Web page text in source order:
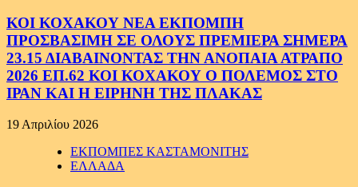
ΚΟΙ ΚΟΧΑΚΟΥ ΝΕΑ ΕΚΠΟΜΠΗ
ΠΡΟΣΒΑΣΙΜΗ ΣΕ ΟΛΟΥΣ ΠΡΕΜΙΕΡΑ ΣΗΜΕΡΑ
23.15 ΔΙΑΒΑΙΝΟΝΤΑΣ ΤΗΝ ΑΝΟΠΑΙΑ ΑΤΡΑΠΟ
2026 ΕΠ.62 ΚΟΙ ΚΟΧΑΚΟΥ Ο ΠΟΛΕΜΟΣ ΣΤΟ
ΙΡΑΝ ΚΑΙ Η ΕΙΡΗΝΗ ΤΗΣ ΠΛΑΚΑΣ
19 Απριλίου 2026
ΕΚΠΟΜΠΕΣ ΚΑΣΤΑΜΟΝΙΤΗΣ
ΕΛΛΑΔΑ